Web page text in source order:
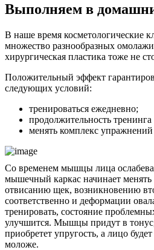
Выполняем в
В наше время косметологические
множество разнообразных
хирургическая пластика тоже не
Положительный эффект
следующих условий:
тренироваться ежедневно;
продолжительность
менять комплекс
Со временем мышцы лица
мышечный каркас начинает
отвисанию щек, возникновению
соответственно и деформации
тренировать, состояние
улучшится. Мышцы придут в тонус,
приобретет упругость, а лицо
моложе.